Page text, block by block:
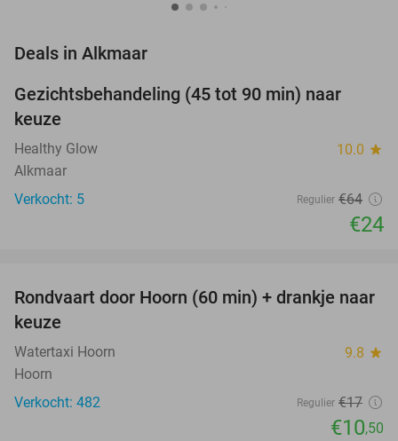
Deals in Alkmaar
TODAY
Gezichtsbehandeling (45 tot 90 min) naar
keuze
Healthy Glow 10.0 star
Alkmaar
Verkocht: 5
Regulier €64
€24
38%
Rondvaart door Hoorn (60 min) + drankje naar
keuze
Watertaxi Hoorn 9.8 star
Hoorn
Verkocht: 482
Regulier €17
€10,50